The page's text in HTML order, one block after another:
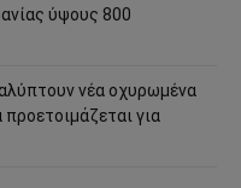
ύψους 800
νέα οχυρωμένα
για